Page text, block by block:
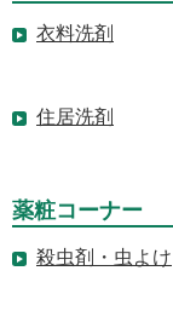
衣料洗剤
住居洗剤
薬粧コーナー
殺虫剤・虫よけ